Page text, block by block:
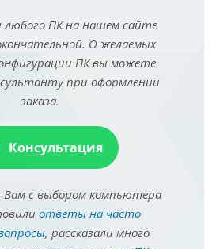
любого ПК на нашем сайте
О желаемых
ПК вы можете
при оформлении
заказа.
Консультация
с выбором компьютера
ответы на часто
, рассказали много